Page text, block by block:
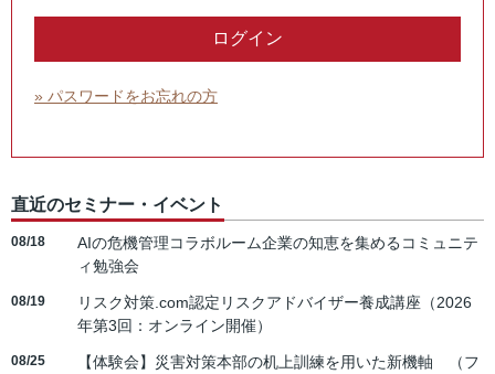
» パスワードをお忘れの方
直近のセミナー・イベント
08/18
AIの危機管理コラボルーム企業の知恵を集めるコミュニテ
ィ勉強会
08/19
リスク対策.com認定リスクアドバイザー養成講座（2026
年第3回：オンライン開催）
08/25
【体験会】災害対策本部の机上訓練を用いた新機軸 （フ